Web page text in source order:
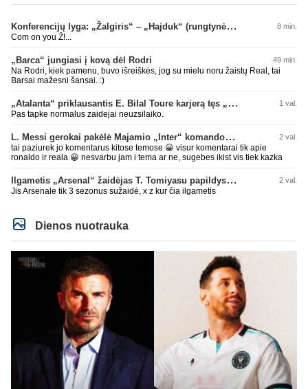
Konferencijų lyga: „Žalgiris“ – „Hajduk“ (rungtynės tiesiogiai) 8 min.
Com on you Ž!...
„Barca“ jungiasi į kovą dėl Rodri 49 min.
Na Rodri, kiek pamenu, buvo išreiškės, jog su mielu noru žaistų Real, tai
Barsai mažesni šansai. :)
„Atalanta“ priklausantis E. Bilal Toure karjerą tęs „Parma“ gretose 1 val.
Pas tapke normalus zaidejai neuzsilaiko.
L. Messi gerokai pakėlė Majamio „Inter“ komandos vertę 2 val.
tai paziurek jo komentarus kitose temose 😀 visur komentarai tik apie
ronaldo ir reala 😀 nesvarbu jam i tema ar ne, sugebes ikist vis tiek kazka
Ilgametis „Arsenal“ žaidėjas T. Tomiyasu papildys „Crystal Palace“ ekipą 2 val.
Jis Arsenale tik 3 sezonus sužaidė, x z kur čia ilgametis
Dienos nuotrauka